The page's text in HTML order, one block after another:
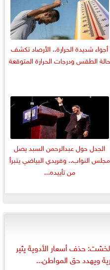
أجواء شديدة الحرارة.. الأرصاد تكشف
حالة الطقس ودرجات الحرارة المتوقعة
الجدل حول عبدالرحمن السبد يصل
مجلس النواب.. وفريدي البياضي يتبرأ
من تأييده...
حذف أسعار الأدوية يثير
ويهدد حق المواطن...